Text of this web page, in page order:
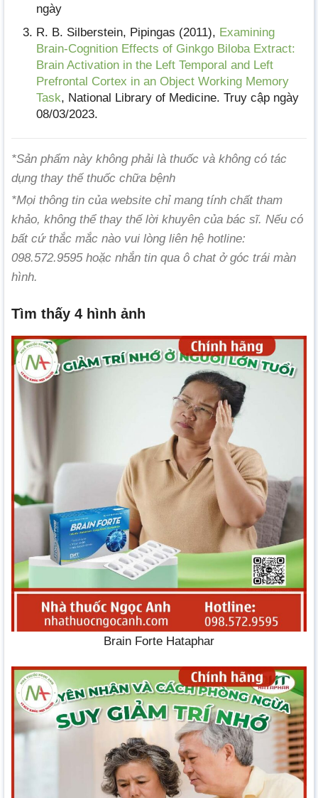
ngày
R. B. Silberstein, Pipingas (2011), Examining
Brain-Cognition Effects of Ginkgo Biloba Extract:
Brain Activation in the Left Temporal and Left
Prefrontal Cortex in an Object Working Memory
Task, National Library of Medicine. Truy cập ngày
08/03/2023.
*Sản phẩm này không phải là thuốc và không có tác
dụng thay thế thuốc chữa bệnh
*Mọi thông tin của website chỉ mang tính chất tham
khảo, không thể thay thế lời khuyên của bác sĩ. Nếu có
bất cứ thắc mắc nào vui lòng liên hệ hotline:
098.572.9595 hoặc nhắn tin qua ô chat ở góc trái màn
hình.
Tìm thấy 4 hình ảnh
Brain Forte Hataphar